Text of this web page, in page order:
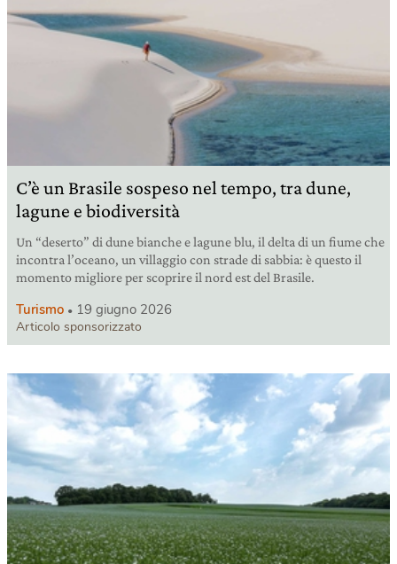
C’è un Brasile sospeso nel tempo, tra dune,
lagune e biodiversità
Un “deserto” di dune bianche e lagune blu, il delta di un fiume che
incontra l’oceano, un villaggio con strade di sabbia: è questo il
momento migliore per scoprire il nord est del Brasile.
Turismo 19 giugno 2026
Articolo sponsorizzato